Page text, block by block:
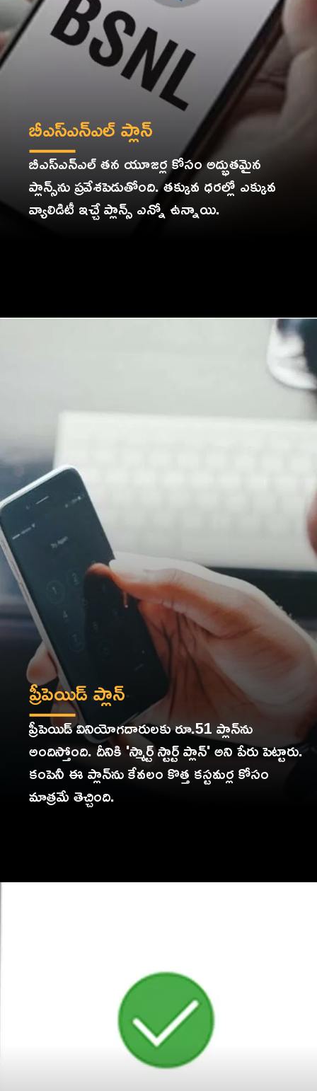
బీఎస్‌ఎన్‌ఎల్‌ తన యూజర్ల కోసం అద్భుతమైన
ప్లాన్స్‌ను ప్రవేశపెడుతోంది. తక్కువ ధరల్లో ఎక్కువ
వ్యాలిడిటీ ఇచ్చే ప్లాన్స్‌ ఎన్నో ఉన్నాయి.
బీఎస్‌ఎన్‌ఎల్‌ ప్లాన్
ప్రీపెయిడ్ వినియోగదారులకు రూ.51 ప్లాన్‌ను
అందిస్తోంది. దీనికి 'స్మార్ట్ స్టార్ట్ ప్లాన్' అని పేరు పెట్టారు.
కంపెనీ ఈ ప్లాన్‌ను కేవలం కొత్త కస్టమర్ల కోసం
మాత్రమే తెచ్చింది.
ప్రీపెయిడ్ ప్లాన్